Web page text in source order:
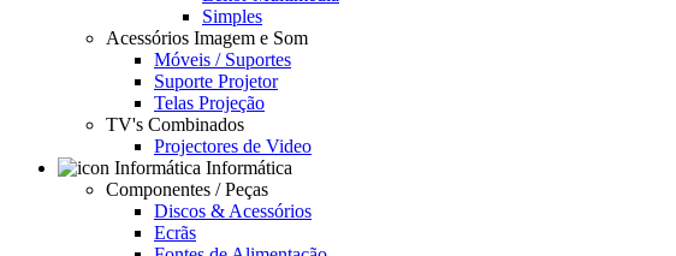
Simples
Acessórios Imagem e Som
Móveis / Suportes
Suporte Projetor
Telas Projeção
TV's Combinados
Projectores de Video
Informática
Componentes / Peças
Discos & Acessórios
Ecrãs